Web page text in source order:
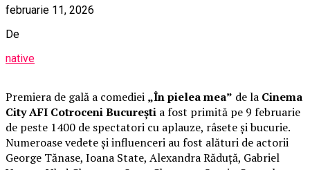
februarie 11, 2026
De
native
Premiera de gală a comediei „În pielea mea” de la Cinema
City AFI Cotroceni București a fost primită pe 9 februarie
de peste 1400 de spectatori cu aplauze, râsete și bucurie.
Numeroase vedete și influenceri au fost alături de actorii
George Tănase, Ioana State, Alexandra Răduță, Gabriel